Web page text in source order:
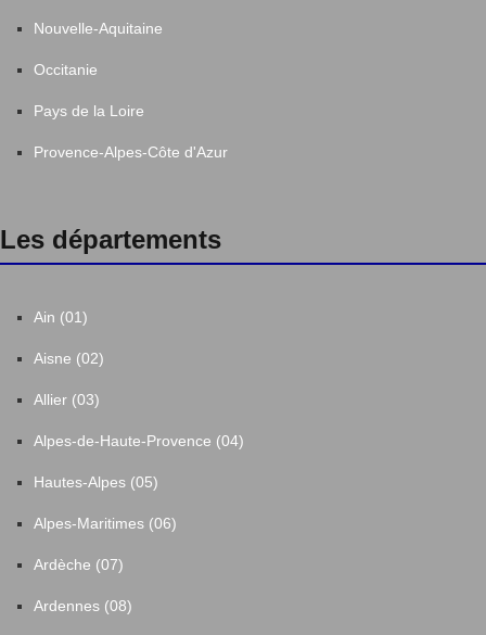
Nouvelle-Aquitaine
Occitanie
Pays de la Loire
Provence-Alpes-Côte d'Azur
Les départements
Ain (01)
Aisne (02)
Allier (03)
Alpes-de-Haute-Provence (04)
Hautes-Alpes (05)
Alpes-Maritimes (06)
Ardèche (07)
Ardennes (08)